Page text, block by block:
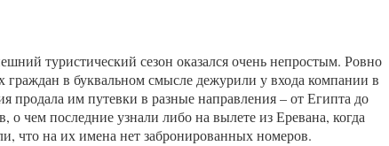
туристический сезон оказался очень непростым. Ровно
в буквальном смысле дежурили у входа компании в
продала им путевки в разные направления – от Египта до
чем последние узнали либо на вылете из Еревана, когда
что на их имена нет забронированных номеров.